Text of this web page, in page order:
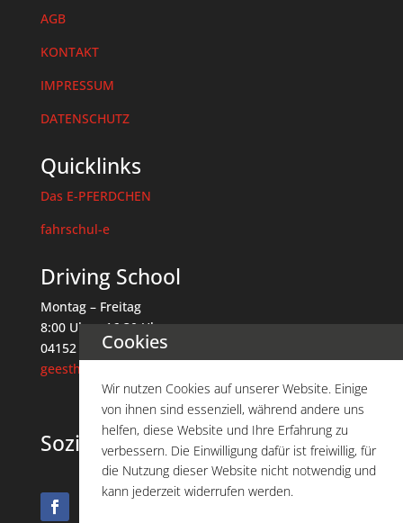
AGB
KONTAKT
IMPRESSUM
DATENSCHUTZ
Quicklinks
Das E-PFERDCHEN
fahrschul-e
Driving School
Montag – Freitag
8:00 Uhr – 16:30 Uhr
04152 / 88 82 88 4
geesthacht@driving-school.de
Soziale Netzwerke
Cookies
Wir nutzen Cookies auf unserer Website. Einige
von ihnen sind essenziell, während andere uns
helfen, diese Website und Ihre Erfahrung zu
verbessern. Die Einwilligung dafür ist freiwillig, für
die Nutzung dieser Website nicht notwendig und
kann jederzeit widerrufen werden.